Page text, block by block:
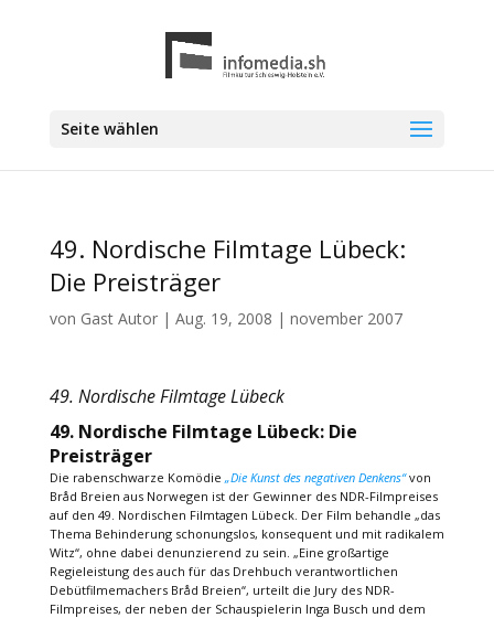
Seite wählen
49. Nordische Filmtage Lübeck:
Die Preisträger
von Gast Autor| Aug. 19, 2008 | november 2007
49. Nordische Filmtage Lübeck
49. Nordische Filmtage Lübeck: Die
Preisträger
Die rabenschwarze Komödie „Die Kunst des negativen Denkens“von
Bråd Breien aus Norwegen ist der Gewinner des NDR-Filmpreises
auf den 49. Nordischen Filmtagen Lübeck. Der Film behandle „das
Thema Behinderung schonungslos, konsequent und mit radikalem
Witz“, ohne dabei denunzierend zu sein. „Eine großartige
Regieleistung des auch für das Drehbuch verantwortlichen
Debütfilmemachers Bråd Breien“, urteilt die Jury des NDR-
Filmpreises, der neben der Schauspielerin Inga Busch und dem